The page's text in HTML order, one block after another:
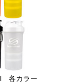
各カラー